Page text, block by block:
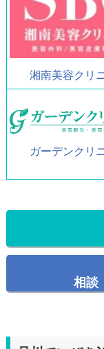
湘南美容クリ
ガーデンクリ
相談